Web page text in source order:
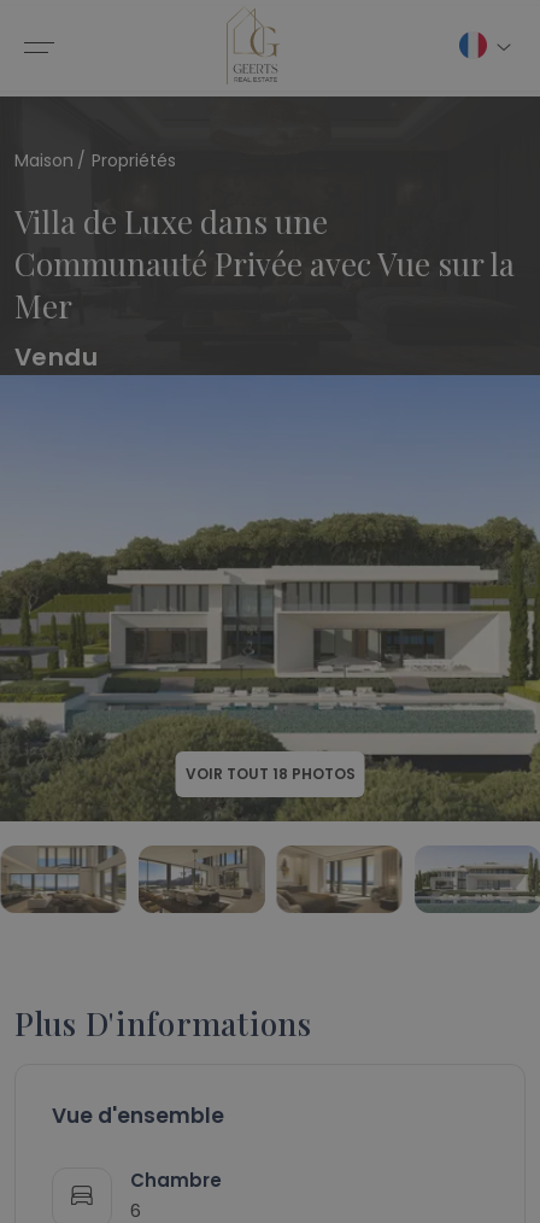
Maison Propriétés
Villa de Luxe dans une
Communauté Privée avec Vue sur la
Mer
Vendu
VOIR TOUT 18 PHOTOS
Plus D'informations
Vue d'ensemble
Chambre
6